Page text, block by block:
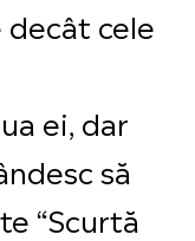
cele
ei, dar
să
“Scurtă